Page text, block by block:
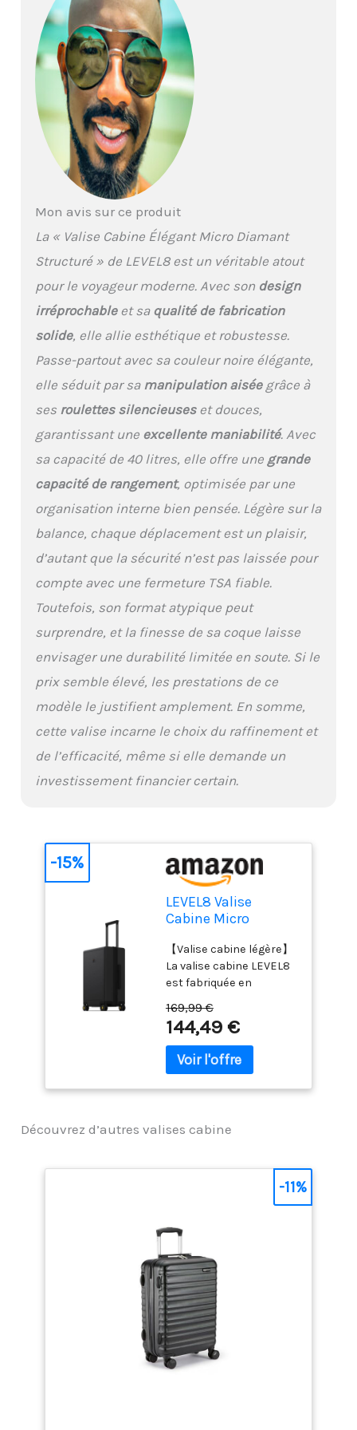
Serrure à code TSA
intégrée avec des
fermetures éclair fluides
pour plus de sécurité
lors de vos voyages
internationaux. La valise
à roulettes Level8 est
conforme aux exigences
de la plupart des
compagnies aériennes
équipée de fermetures
éclair fluides pour un
accès facile à vos
affaires. 【Voyage sans
effort】 La valise cabine
Level8 est équipée de 8
roues pivotantes
caoutchoutées et d'une
poignée télescopique
ergonomique en
aluminium à 4 niveaux
maniabilité sans effort.
Équipée de poignées
et sur le côté. Pieds
pare-chocs latéraux
【Intérieur spacieux】La
petite valise cabine
deux compartiments
spacieux. Des poches en
de ranger vos affaires de
manière ordonnée.
Compartiment
entièrement doublé
avec sangles croisées
pour une organisation
optimisée.
【Dimensions totales】
54 x 37 x 23 cm (roues et
Capacité : 40 L. Parfaite
Mon avis sur ce produit
La « Valise Cabine Élégant Micro Diamant
Structuré » de LEVEL8 est un véritable atout
pour le voyageur moderne. Avec son design
irréprochableet sa qualité de fabrication
solide, elle allie esthétique et robustesse.
Passe-partout avec sa couleur noire élégante,
elle séduit par sa manipulation aiséegrâce à
ses roulettes silencieuseset douces,
garantissant une excellente maniabilité. Avec
sa capacité de 40 litres, elle offre une grande
capacité de rangement, optimisée par une
organisation interne bien pensée. Légère sur la
balance, chaque déplacement est un plaisir,
d’autant que la sécurité n’est pas laissée pour
compte avec une fermeture TSA fiable.
Toutefois, son format atypique peut
surprendre, et la finesse de sa coque laisse
envisager une durabilité limitée en soute. Si le
prix semble élevé, les prestations de ce
modèle le justifient amplement. En somme,
cette valise incarne le choix du raffinement et
de l’efficacité, même si elle demande un
investissement financier certain.
LEVEL8 Valise
Cabine Micro
Silencieux TSA
55cm,40L,Noir
【Valise cabine légère】
La valise cabine LEVEL8
est fabriquée en
BAYER (Allemagne) à 3
couches. Très résistante
et robuste, elle offre
élasticité et durabilité.
des contrôles de
code TSA intégrée】
pour plus de sécurité
lors de vos voyages
internationaux. La valise
à roulettes Level8 est
conforme aux exigences
de la plupart des
compagnies aériennes
nationales et
internationales. Elle est
169,99 €
144,49 €
-15%
Découvrez d’autres valises cabine
-11%